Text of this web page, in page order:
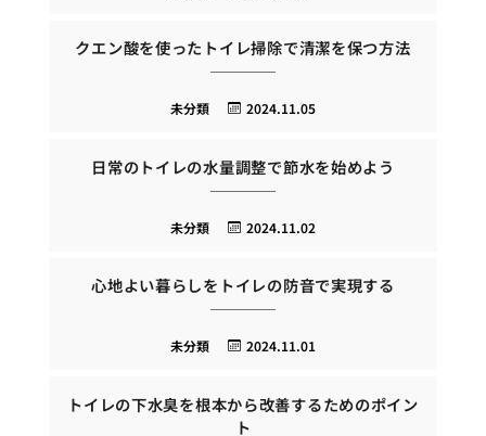
クエン酸を使ったトイレ掃除で清潔を保つ方法
2024.11.05
未分類
日常のトイレの水量調整で節水を始めよう
2024.11.02
未分類
心地よい暮らしをトイレの防音で実現する
2024.11.01
未分類
トイレの下水臭を根本から改善するためのポイン
ト